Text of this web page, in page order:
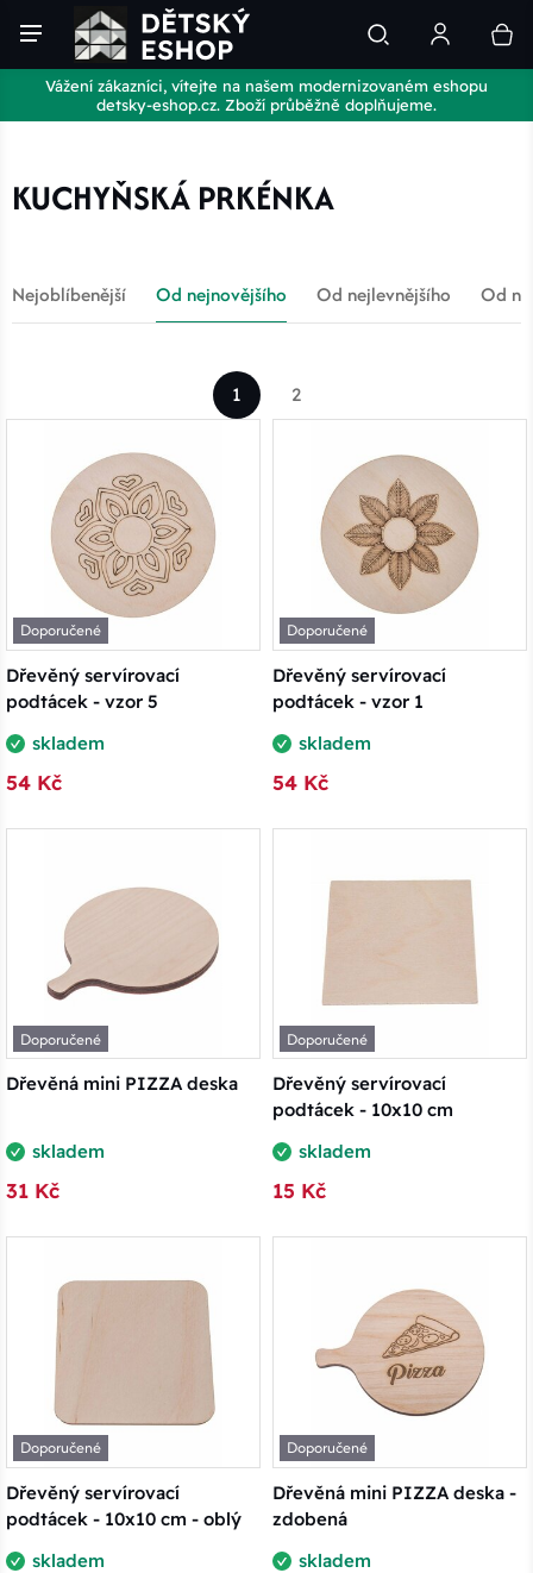
Vážení zákazníci, vítejte na našem modernizovaném eshopu
detsky-eshop.cz. Zboží průběžně doplňujeme.
KUCHYŇSKÁ PRKÉNKA
Nejoblíbenější Od nejnovějšího Od nejlevnějšího Od
1 2
Doporučené
Dřevěný servírovací
podtácek - vzor 5
skladem
54 Kč
Doporučené
Dřevěný servírovací
podtácek - vzor 1
skladem
54 Kč
Doporučené
Dřevěná mini PIZZA deska
skladem
31 Kč
Doporučené
Dřevěný servírovací
podtácek - 10x10 cm
skladem
15 Kč
Doporučené
Dřevěný servírovací
podtácek - 10x10 cm - oblý
skladem
Doporučené
Dřevěná mini PIZZA deska -
zdobená
skladem